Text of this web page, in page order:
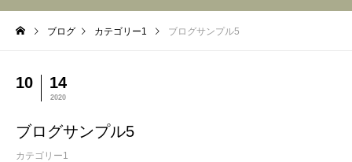
ブログ カテゴリー1 ブログサンプル5
10 14
2020
ブログサンプル5
カテゴリー1